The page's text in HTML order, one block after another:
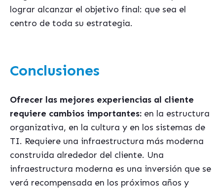
lograr alcanzar el objetivo final: que sea el
centro de toda su estrategia.
Conclusiones
Ofrecer las mejores experiencias al cliente
requiere cambios importantes: en la estructura
organizativa, en la cultura y en los sistemas de
TI. Requiere una infraestructura más moderna
construida alrededor del cliente. Una
infraestructura moderna es una inversión que se
verá recompensada en los próximos años y